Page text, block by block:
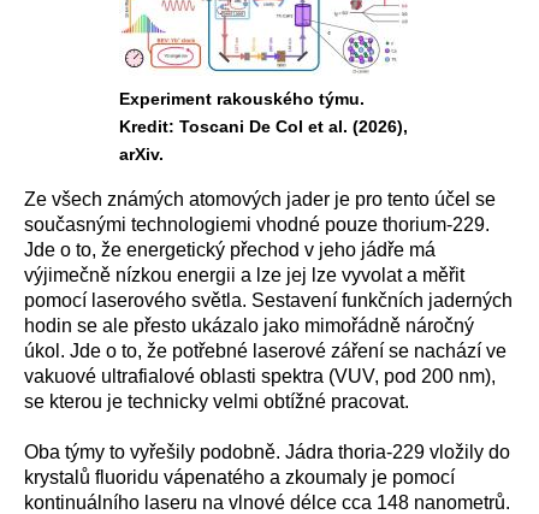
Experiment rakouského týmu.
Kredit: Toscani De Col et al. (2026),
arXiv.
Ze všech známých atomových jader je pro tento účel se
současnými technologiemi vhodné pouze thorium-229.
Jde o to, že energetický přechod v jeho jádře má
výjimečně nízkou energii a lze jej lze vyvolat a měřit
pomocí laserového světla. Sestavení funkčních jaderných
hodin se ale přesto ukázalo jako mimořádně náročný
úkol. Jde o to, že potřebné laserové záření se nachází ve
vakuové ultrafialové oblasti spektra (VUV, pod 200 nm),
se kterou je technicky velmi obtížné pracovat.
Oba týmy to vyřešily podobně. Jádra thoria-229 vložily do
krystalů fluoridu vápenatého a zkoumaly je pomocí
kontinuálního laseru na vlnové délce cca 148 nanometrů.